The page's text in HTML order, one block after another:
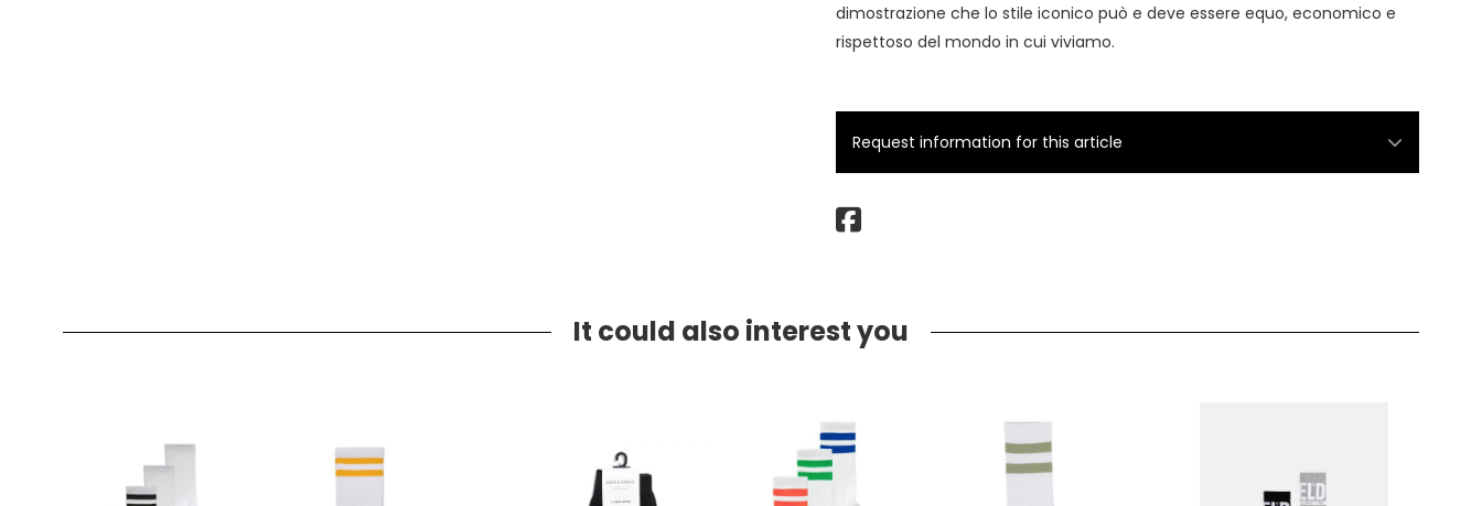
dimostrazione che lo stile iconico può e deve essere equo, economico e
rispettoso del mondo in cui viviamo.
Request information for this article
It could also interest you